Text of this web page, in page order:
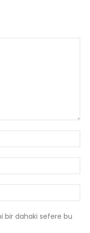
bir dahaki sefere bu